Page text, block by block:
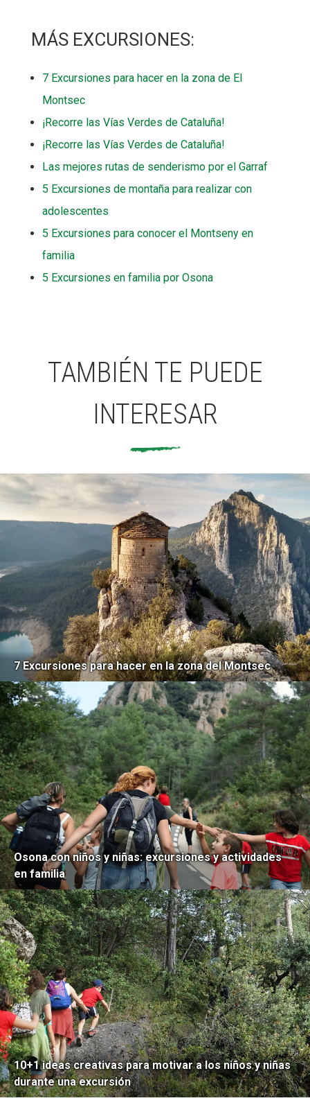
MÁS EXCURSIONES:
7 Excursiones para hacer en la zona de El
Montsec
¡Recorre las Vías Verdes de Cataluña!
¡Recorre las Vías Verdes de Cataluña!
Las mejores rutas de senderismo por el Garraf
5 Excursiones de montaña para realizar con
adolescentes
5 Excursiones para conocer el Montseny en
familia
5 Excursiones en familia por Osona
TAMBIÉN TE PUEDE
INTERESAR
7 Excursiones para hacer en la zona del Montsec
Osona con niños y niñas: excursiones y actividades
en familia
10+1 ideas creativas para motivar a los niños y niñas
durante una excursión